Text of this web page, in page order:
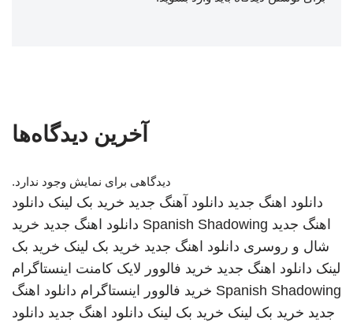
آخرین دیدگاه‌ها
دیدگاهی برای نمایش وجود ندارد.
دانلود اهنگ جدید دانلود آهنگ جدید خرید بک لینک دانلود
اهنگ جدید Spanish Shadowing دانلود اهنگ جدید خرید
شال و روسری دانلود اهنگ جدید خرید بک لینک خرید بک
لینک دانلود اهنگ جدید خرید فالوور لایک کامنت اینستاگرام
Spanish Shadowing خرید فالوور اینستاگرام دانلود اهنگ
جدید خرید بک لینک خرید بک لینک دانلود اهنگ جدید دانلود